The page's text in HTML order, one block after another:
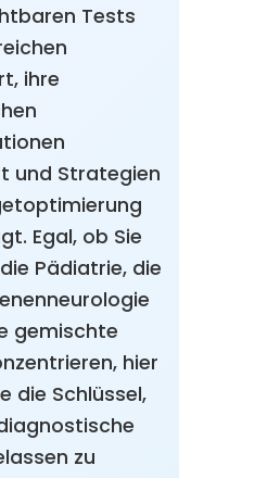
Tests
ihre
und Strategien
Egal, ob Sie
Pädiatrie, die
gemischte
hier
die Schlüssel,
zu